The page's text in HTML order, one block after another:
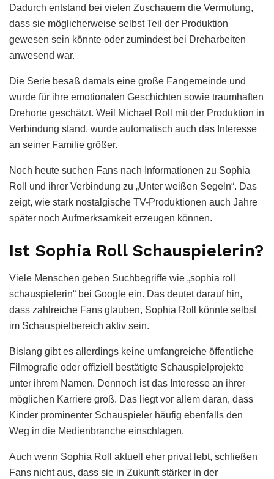
Dadurch entstand bei vielen Zuschauern die Vermutung,
dass sie möglicherweise selbst Teil der Produktion
gewesen sein könnte oder zumindest bei Dreharbeiten
anwesend war.
Die Serie besaß damals eine große Fangemeinde und
wurde für ihre emotionalen Geschichten sowie traumhaften
Drehorte geschätzt. Weil Michael Roll mit der Produktion in
Verbindung stand, wurde automatisch auch das Interesse
an seiner Familie größer.
Noch heute suchen Fans nach Informationen zu Sophia
Roll und ihrer Verbindung zu „Unter weißen Segeln“. Das
zeigt, wie stark nostalgische TV-Produktionen auch Jahre
später noch Aufmerksamkeit erzeugen können.
Ist Sophia Roll Schauspielerin?
Viele Menschen geben Suchbegriffe wie „sophia roll
schauspielerin“ bei Google ein. Das deutet darauf hin,
dass zahlreiche Fans glauben, Sophia Roll könnte selbst
im Schauspielbereich aktiv sein.
Bislang gibt es allerdings keine umfangreiche öffentliche
Filmografie oder offiziell bestätigte Schauspielprojekte
unter ihrem Namen. Dennoch ist das Interesse an ihrer
möglichen Karriere groß. Das liegt vor allem daran, dass
Kinder prominenter Schauspieler häufig ebenfalls den
Weg in die Medienbranche einschlagen.
Auch wenn Sophia Roll aktuell eher privat lebt, schließen
Fans nicht aus, dass sie in Zukunft stärker in der